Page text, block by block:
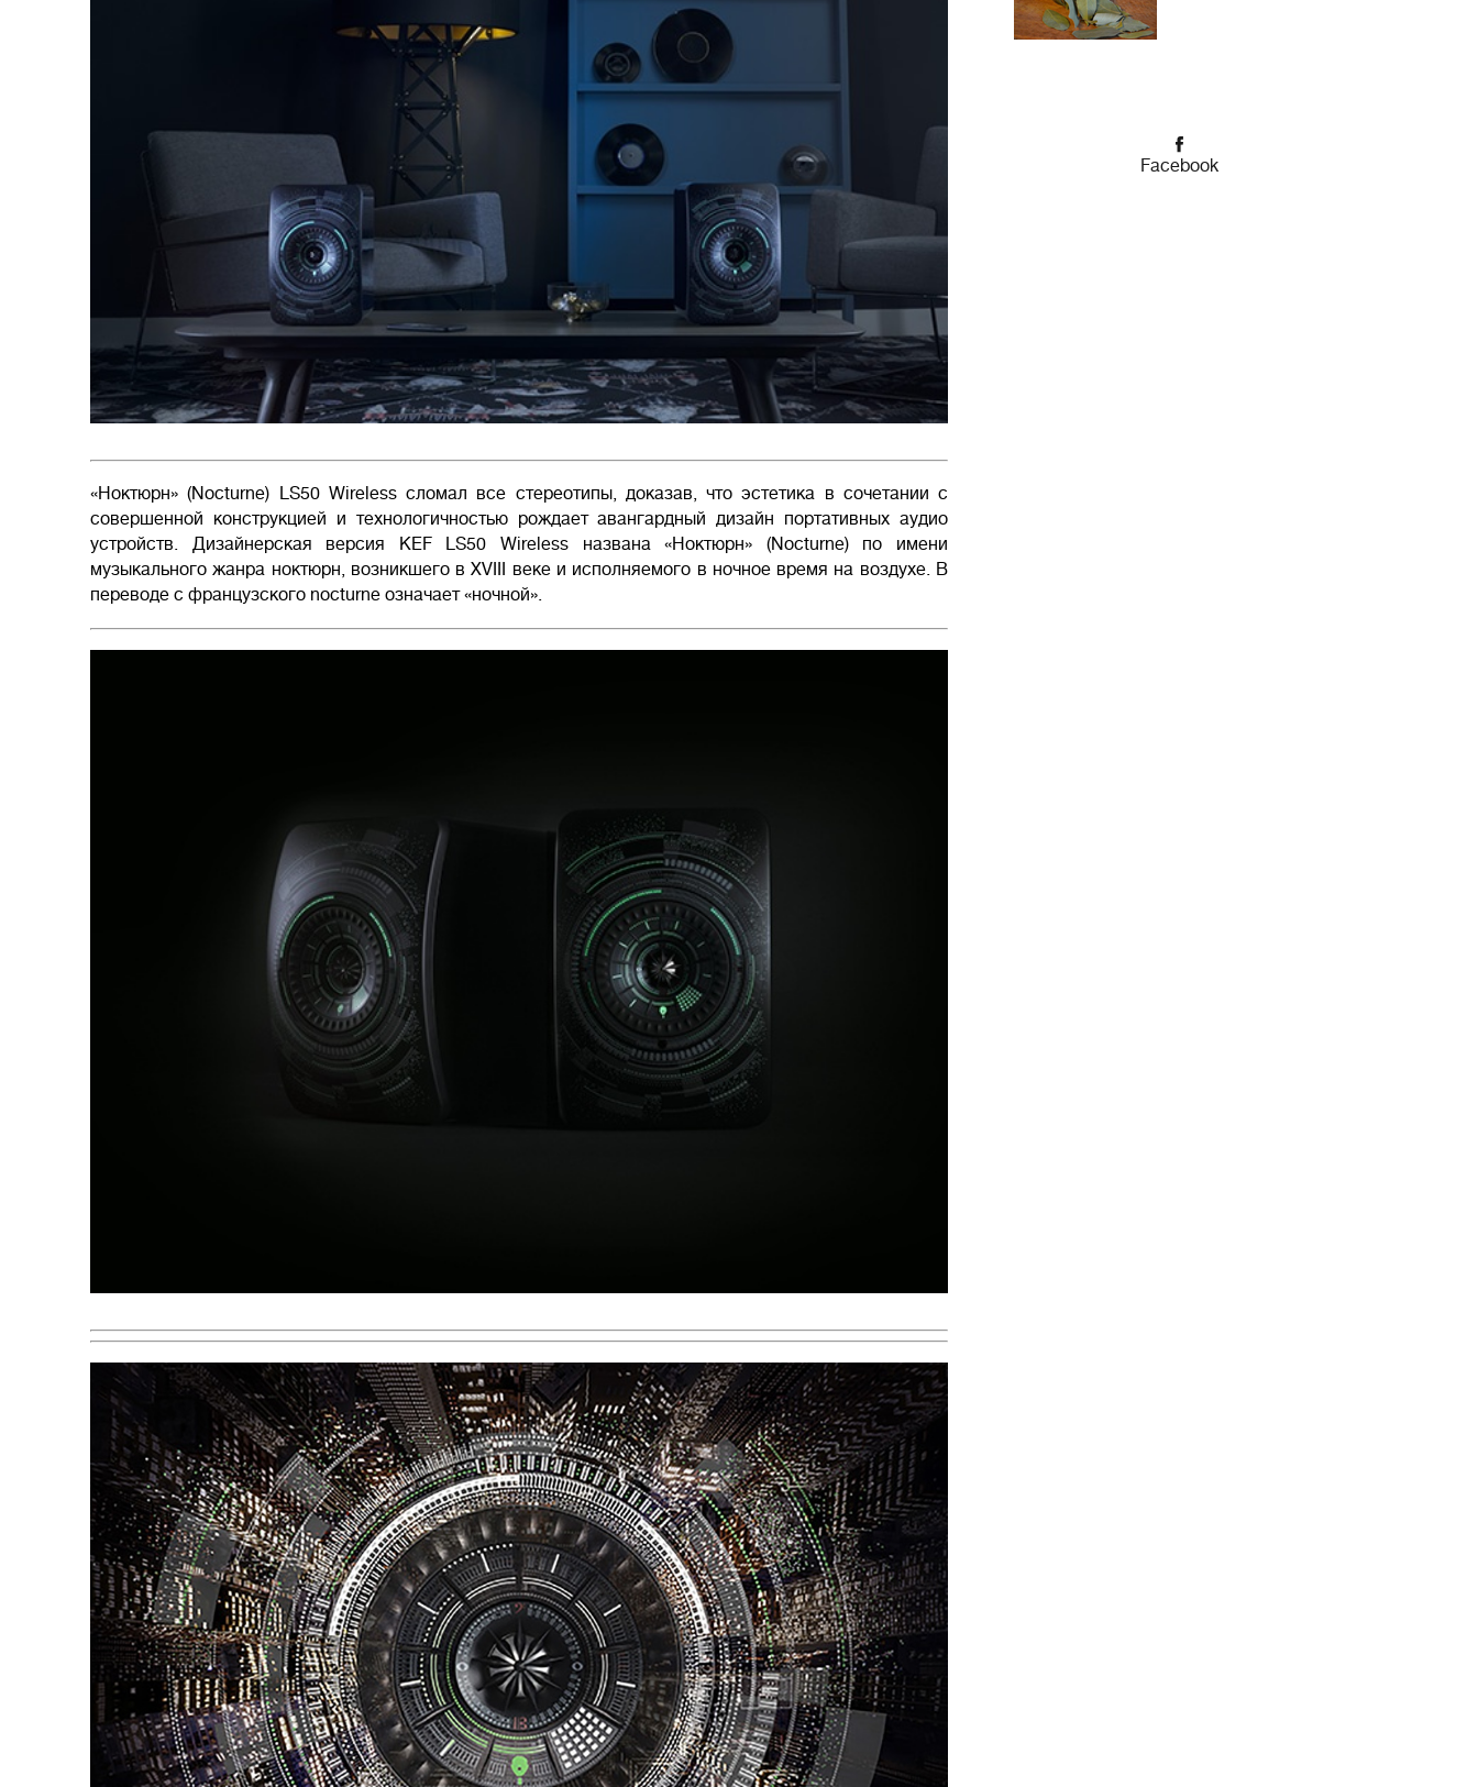
«Ноктюрн» (Nocturne) LS50 Wireless сломал все стереотипы, доказав, что эстетика в сочетании с
совершенной конструкцией и технологичностью рождает авангардный дизайн портативных аудио
устройств. Дизайнерская версия KEF LS50 Wireless названа «Ноктюрн» (Nocturne) по имени
музыкального жанра ноктюрн, возникшего в XVIII веке и исполняемого в ночное время на воздухе. В
переводе с французского nocturne означает «ночной».
Facebook